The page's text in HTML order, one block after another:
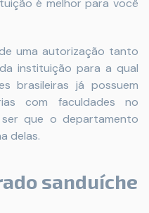
é melhor para você
uma autorização tanto
instituição para a qual
brasileiras já possuem
com faculdades no
que o departamento
delas.
sanduíche